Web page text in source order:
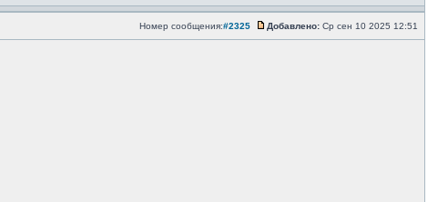
Номер сообщения:#2325 Добавлено: Ср сен 10 2025 12:51